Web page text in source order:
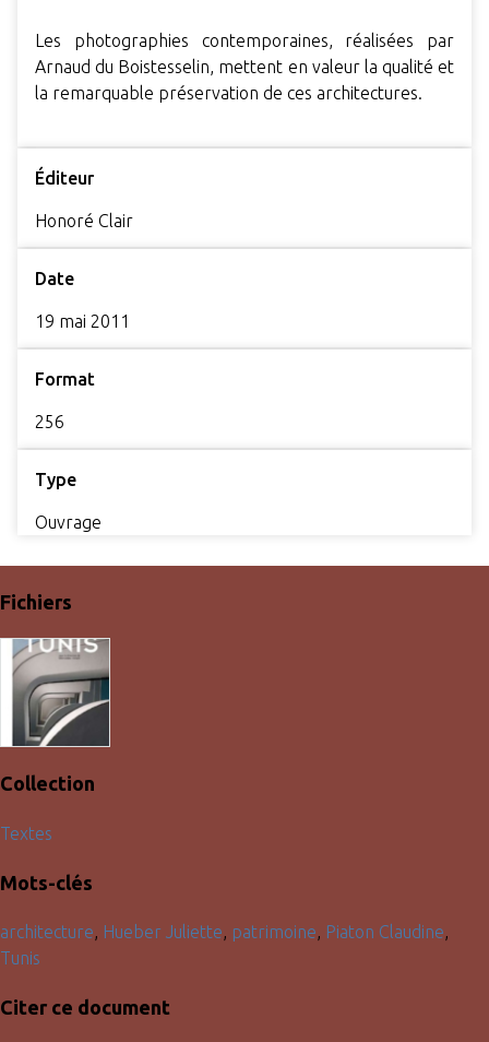
Les photographies contemporaines, réalisées par
Arnaud du Boistesselin, mettent en valeur la qualité et
la remarquable préservation de ces architectures.
Éditeur
Honoré Clair
Date
19 mai 2011
Format
256
Type
Ouvrage
Fichiers
Collection
Textes
Mots-clés
architecture, Hueber Juliette, patrimoine, Piaton Claudine,
Tunis
Citer ce document